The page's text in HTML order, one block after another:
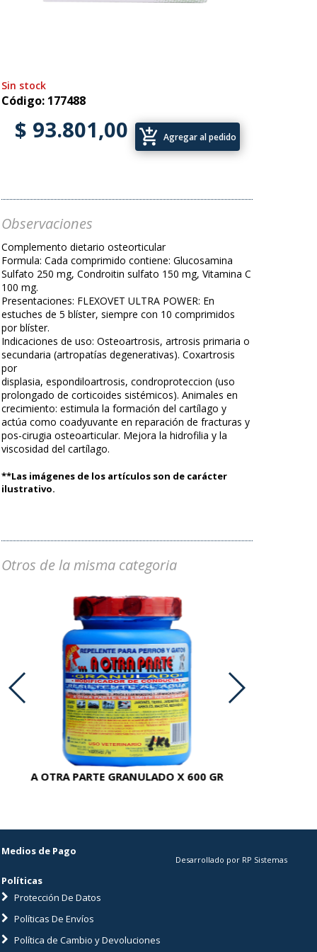
Sin stock
Código: 177488
$ 93.801,00 add_shopping_cart Agregar al pedido
Observaciones
Complemento dietario osteorticular
Formula: Cada comprimido contiene: Glucosamina
Sulfato 250 mg, Condroitin sulfato 150 mg, Vitamina C
100 mg.
Presentaciones: FLEXOVET ULTRA POWER: En
estuches de 5 blíster, siempre con 10 comprimidos
por blíster.
Indicaciones de uso: Osteoartrosis, artrosis primaria o
secundaria (artropatías degenerativas). Coxartrosis
por
displasia, espondiloartrosis, condroproteccion (uso
prolongado de corticoides sistémicos). Animales en
crecimiento: estimula la formación del cartílago y
actúa como coadyuvante en reparación de fracturas y
pos-cirugia osteoarticular. Mejora la hidrofilia y la
viscosidad del cartílago.
**Las imágenes de los artículos son de carácter
ilustrativo.
Otros de la misma categoria
A OTRA PARTE GRANULADO X 600 GR
Medios de Pago
Políticas
Protección De Datos
Políticas De Envíos
Política de Cambio y Devoluciones
Desarrollado por RP Sistemas